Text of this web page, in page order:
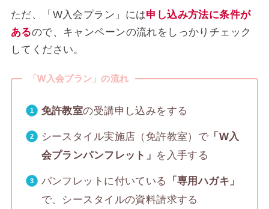
ただ、「W入会プラン」には申し込み方法に条件が
あるので、キャンペーンの流れをしっかりチェック
してください。
「W入会プラン」の流れ
免許教室の受講申し込みをする
シースタイル実施店（免許教室）で 「W入
会プランパンフレット」 を入手する
パンフレットに付いている
「専用ハガキ」
で、シースタイルの資料請求する